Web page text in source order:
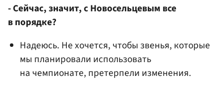
- Сейчас, значит, с Новосельцевым все
в порядке?
Надеюсь. Не хочется, чтобы звенья, которые
мы планировали использовать
на чемпионате, претерпели изменения.